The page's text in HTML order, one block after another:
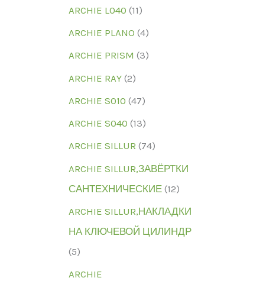
ARCHIE L040 (11)
ARCHIE PLANO (4)
ARCHIE PRISM (3)
ARCHIE RAY (2)
ARCHIE S010 (47)
ARCHIE S040 (13)
ARCHIE SILLUR (74)
ARCHIE SILLUR,ЗАВЁРТКИ
САНТЕХНИЧЕСКИЕ (12)
ARCHIE SILLUR,НАКЛАДКИ
НА КЛЮЧЕВОЙ ЦИЛИНДР
(5)
ARCHIE